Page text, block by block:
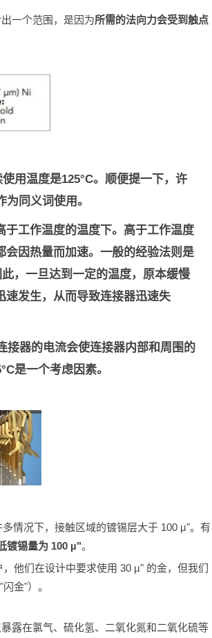
一个范围，是因为所需的法向力会受到触点
使用温度是125°C。顺便提一下，许
同义词使用。
工作温度的温度下。高于工作温度
会因热量而加速。一般的经验法则是
，一旦达到一定的温度，原本缓慢
速发生，从而导致连接器迅速失
接器的电流会使连接器内部和周围的
是一个考虑因素。
多情况下，接触区域的镀锡层大于 100 µ"。有
镀锡量为 100 µ"。
他们在设计中要求使用 30 µ" 的金，但我们
金"）。
露在氯气、硫化氢、二氧化氮和二氧化硫等